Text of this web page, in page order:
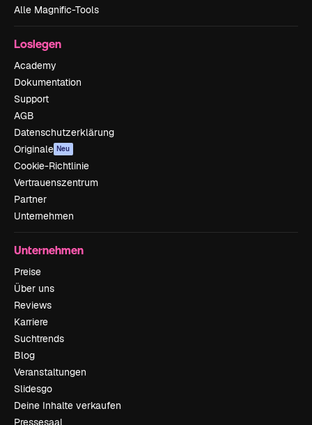
Alle Magnific-Tools
Loslegen
Academy
Dokumentation
Support
AGB
Datenschutzerklärung
Originale Neu
Cookie-Richtlinie
Vertrauenszentrum
Partner
Unternehmen
Unternehmen
Preise
Über uns
Reviews
Karriere
Suchtrends
Blog
Veranstaltungen
Slidesgo
Deine Inhalte verkaufen
Pressesaal